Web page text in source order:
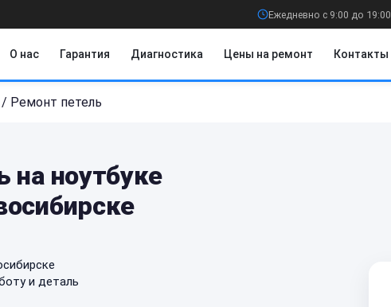
Ежедневно с 9:00 до 19:00
О нас Гарантия Диагностика Цены на ремонт Контакты
/ Ремонт петель
на ноутбуке
и деталь